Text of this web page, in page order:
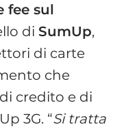
fee sul
di SumUp,
di carte
che
credito e di
3G. “Si tratta